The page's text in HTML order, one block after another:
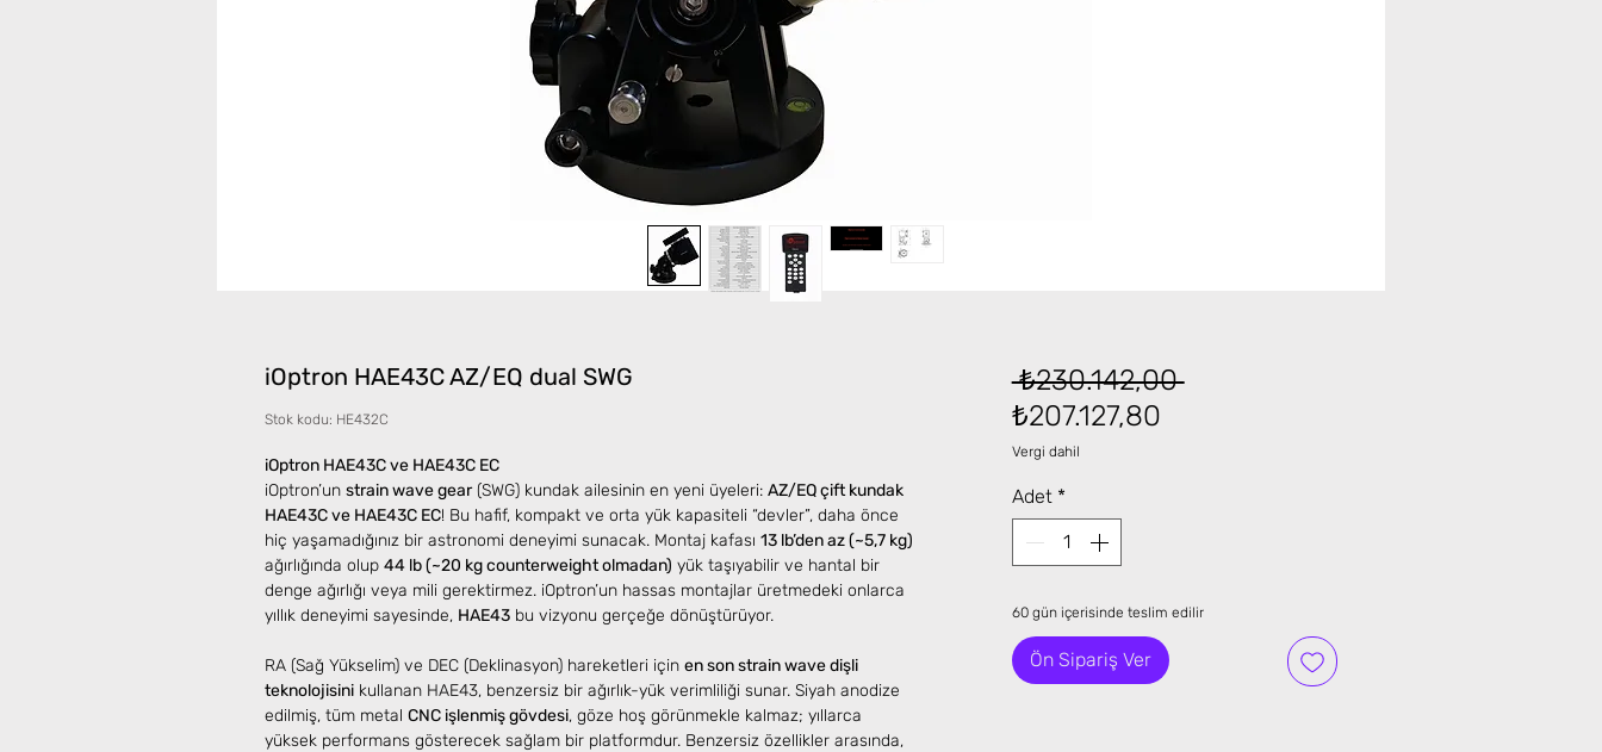
iOptron HAE43C AZ/EQ dual SWG
Stok kodu: HE432C
iOptron HAE43C ve HAE43C EC
iOptron’un strain wave gear(SWG) kundak ailesinin en yeni üyeleri: AZ/EQ çift kundak
HAE43C ve HAE43C EC! Bu hafif, kompakt ve orta yük kapasiteli “devler”, daha önce
hiç yaşamadığınız bir astronomi deneyimi sunacak. Montaj kafası 13 lb’den az (~5,7 kg)
ağırlığında olup 44 lb (~20 kg counterweight olmadan) yük taşıyabilir ve hantal bir
denge ağırlığı veya mili gerektirmez. iOptron’un hassas montajlar üretmedeki onlarca
yıllık deneyimi sayesinde, HAE43 bu vizyonu gerçeğe dönüştürüyor.
RA (Sağ Yükselim) ve DEC (Deklinasyon) hareketleri için en son strain wave dişli
teknolojisini kullanan HAE43, benzersiz bir ağırlık-yük verimliliği sunar. Siyah anodize
edilmiş, tüm metal CNC işlenmiş gövdesi, göze hoş görünmekle kalmaz; yıllarca
yüksek performans gösterecek sağlam bir platformdur. Benzersiz özellikler arasında,
₺230.142,00 Normal
₺207.127,80İndirimli
Vergi dahil
Adet *
60 gün içerisinde teslim edilir
Ön Sipariş Ver